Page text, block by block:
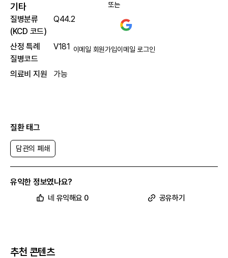
기타
질병분류
(KCD 코드)
Q44.2
산정 특례
질병코드
V181
의료비 지원 가능
또는
이메일 회원가입이메일 로그인
질환 태그
담관의 폐쇄
유익한 정보였나요?
네 유익해요 0 공유하기
추천 콘텐츠